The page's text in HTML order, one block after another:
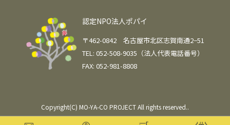
認定NPO法人ポパイ
〒462-0842 名古屋市北区志賀南通2−51
TEL: 052-508-9035（法人代表電話番号）
FAX: 052-981-8808
Copyright(C) MO-YA-CO PROJECT All rights reserved..